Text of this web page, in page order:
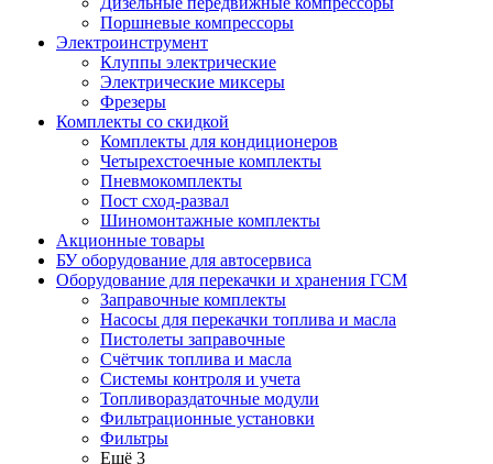
Поршневые компрессоры
Электроинструмент
Клуппы электрические
Электрические миксеры
Фрезеры
Комплекты со скидкой
Комплекты для кондиционеров
Четырехстоечные комплекты
Пневмокомплекты
Пост сход-развал
Шиномонтажные комплекты
Акционные товары
БУ оборудование для автосервиса
Оборудование для перекачки и хранения ГСМ
Заправочные комплекты
Насосы для перекачки топлива и масла
Пистолеты заправочные
Счётчик топлива и масла
Системы контроля и учета
Топливораздаточные модули
Фильтрационные установки
Фильтры
Ещё 3